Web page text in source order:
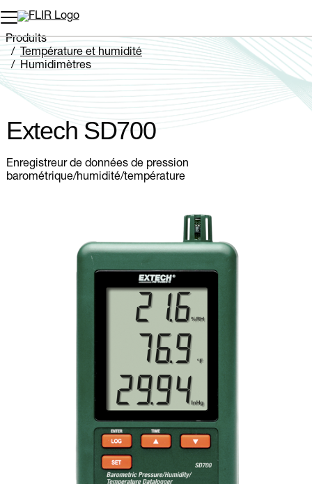
Unread messages
Modèle
Supprimer
articles
Ajouter au panier
Ajouté au panier
Produits
Température et humidité
Humidimètres
Extech SD700
Extech SD700
Enregistreur de données de pression
barométrique/humidité/température